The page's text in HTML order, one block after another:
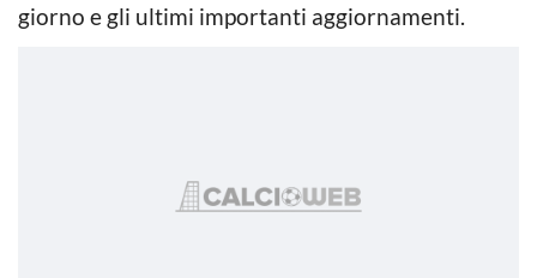
giorno e gli ultimi importanti aggiornamenti.